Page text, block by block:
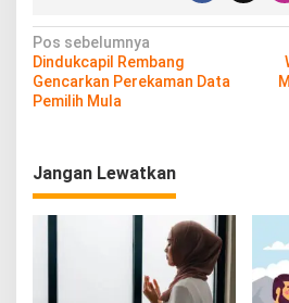
N
a
v
g
a
Pos sebelumnya
Dindukcapil Rembang
Gencarkan Perekaman Data
Pemilih Mula
Jangan Lewatkan